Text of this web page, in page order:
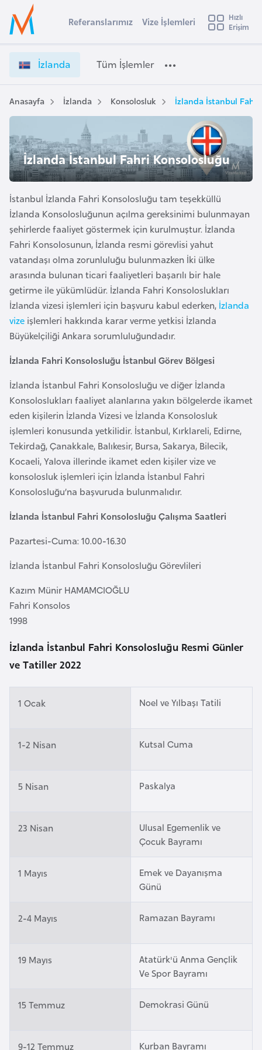
Ülke Seçimi
Başvuru yapmak istediğiniz ülkeyi seçin
Üye
Girişi
z
a
n
d
a
i
z
e
İ
ş
l
e
m
l
e
r
i
e
ş
i
Referanslarımız Vize İşlemleri
Hızlı
Erişim
İzlanda Tüm İşlemler
Anasayfa İzlanda Konsolosluk İzlanda İstanbul Fahri
İzlanda İstanbul Fahri Konsolosluğu
İstanbul İzlanda Fahri Konsolosluğu tam teşekküllü
İzlanda Konsolosluğunun açılma gereksinimi bulunmayan
şehirlerde faaliyet göstermek için kurulmuştur. İzlanda
Fahri Konsolosunun, İzlanda resmi görevlisi yahut
vatandaşı olma zorunluluğu bulunmazken İki ülke
arasında bulunan ticari faaliyetleri başarılı bir hale
getirme ile yükümlüdür. İzlanda Fahri Konsoloslukları
İzlanda vizesi işlemleri için başvuru kabul ederken, İzlanda
vize işlemleri hakkında karar verme yetkisi İzlanda
Büyükelçiliği Ankara sorumluluğundadır.
İzlanda Fahri Konsolosluğu İstanbul Görev Bölgesi
İzlanda İstanbul Fahri Konsolosluğu ve diğer İzlanda
Konsoloslukları faaliyet alanlarına yakın bölgelerde ikamet
eden kişilerin İzlanda Vizesi ve İzlanda Konsolosluk
işlemleri konusunda yetkilidir. İstanbul, Kırklareli, Edirne,
Tekirdağ, Çanakkale, Balıkesir, Bursa, Sakarya, Bilecik,
Kocaeli, Yalova illerinde ikamet eden kişiler vize ve
konsolosluk işlemleri için İzlanda İstanbul Fahri
Konsolosluğu’na başvuruda bulunmalıdır.
İzlanda İstanbul Fahri Konsolosluğu Çalışma Saatleri
Pazartesi-Cuma: 10.00-16.30
İzlanda İstanbul Fahri Konsolosluğu Görevlileri
Kazım Münir HAMAMCIOĞLU
Fahri Konsolos
1998
İzlanda İstanbul Fahri Konsolosluğu Resmi Günler
ve Tatiller 2022
1 Ocak Noel ve Yılbaşı Tatili
1-2 Nisan Kutsal Cuma
5 Nisan Paskalya
23 Nisan
Ulusal Egemenlik ve
Çocuk Bayramı
1 Mayıs
Emek ve Dayanışma
Günü
2-4 Mayıs Ramazan Bayramı
19 Mayıs
Atatürk'ü Anma Gençlik
Ve Spor Bayramı
15 Temmuz Demokrasi Günü
9-12 Temmuz Kurban Bayramı
s
t
r
a
A
v
u
t
u
r
y
a
A
z
e
b
y
c
a
n
B
a
r
n
B
a
g
d
e
l
u
l
k
B